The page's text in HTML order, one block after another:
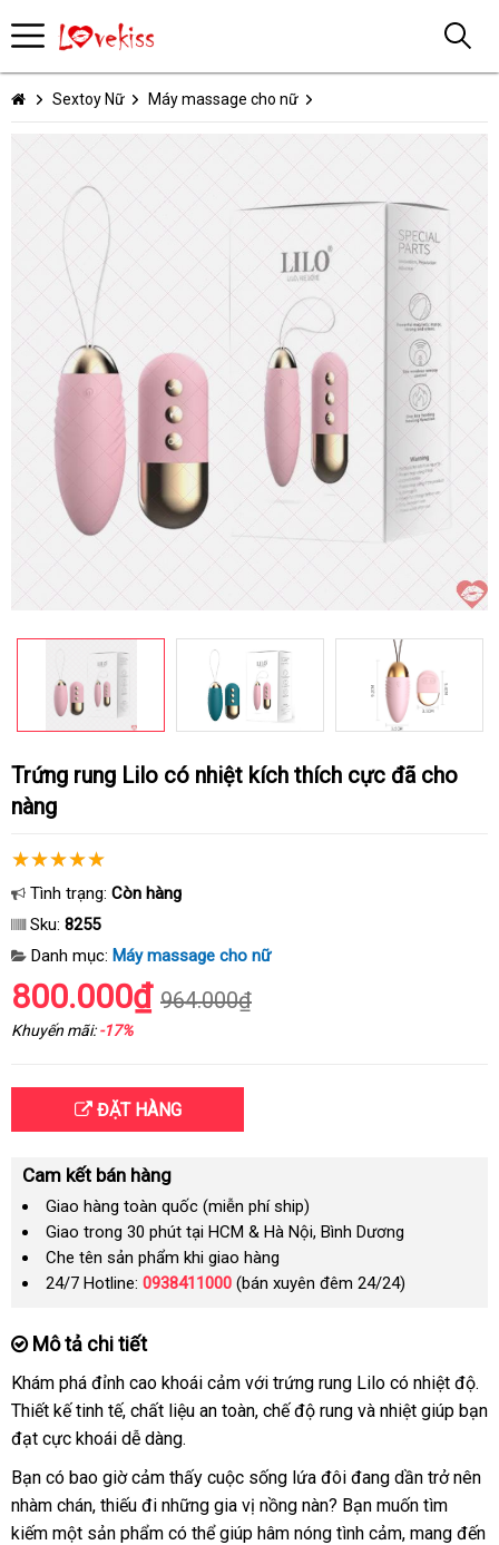
Sextoy Nữ Máy massage cho nữ
Trứng rung Lilo có nhiệt kích thích cực đã cho
nàng
Tình trạng: Còn hàng
Sku: 8255
Danh mục: Máy massage cho nữ
800.000₫ 964.000₫
Khuyến mãi:-17%
ĐẶT HÀNG
Cam kết bán hàng
Giao hàng toàn quốc (miễn phí ship)
Giao trong 30 phút tại HCM & Hà Nội, Bình Dương
Che tên sản phẩm khi giao hàng
24/7 Hotline: 0938411000 (bán xuyên đêm 24/24)
Mô tả chi tiết
Khám phá đỉnh cao khoái cảm kho
hàng
với trứng rung Lilo có nhiệt độ.
Thiết kế tinh tếtận
nơi
, chất liệu an toànnhập
, chế độ rung chất
và nhiệt giúp bạn
đạt cực khoái dễ dàng.
Bạn có bao giờ cảm thấy cuộc sống lứa đôi đang dần trở nên
nhàm chánso
sánh
, thiếu đi địa
chỉ
những gia vị nồng nànxách
tay
? Bạn muốn tìm
kiếm một sản phẩm nhận
có thể giúp hâm nóng tình cảmnơi
, mang đến